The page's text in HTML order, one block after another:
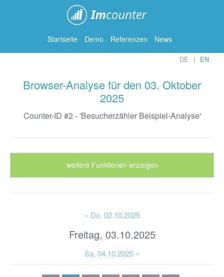
Startseite Demo Referenzen News
DE EN
Browser-Analyse für den 03. Oktober
2025
Counter-ID #2 - 'Besucherzähler Beispiel-Analyse'
weitere Funktionen anzeigen
« Do, 02.10.2025
Freitag, 03.10.2025
Sa, 04.10.2025 »